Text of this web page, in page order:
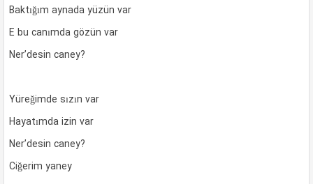
Baktığım aynada yüzün var
E bu canımda gözün var
Ner’desin caney?
Yüreğimde sızın var
Hayatımda izin var
Ner’desin caney?
Ciğerim yaney